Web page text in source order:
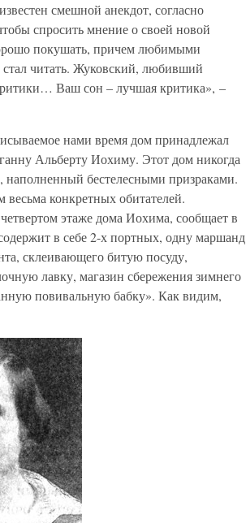
смешной анекдот, согласно
спросить мнение о своей новой
покушать, причем любимыми
читать. Жуковский, любивший
Ваш сон – лучшая критика», –
нами время дом принадлежал
Альберту Иохиму. Этот дом никогда
бестелесными призраками.
конкретных обитателей.
этаже дома Иохима, сообщает в
в себе 2-х портных, одну маршанд
склеивающего битую посуду,
лавку, магазин сбережения зимнего
повивальную бабку». Как видим,